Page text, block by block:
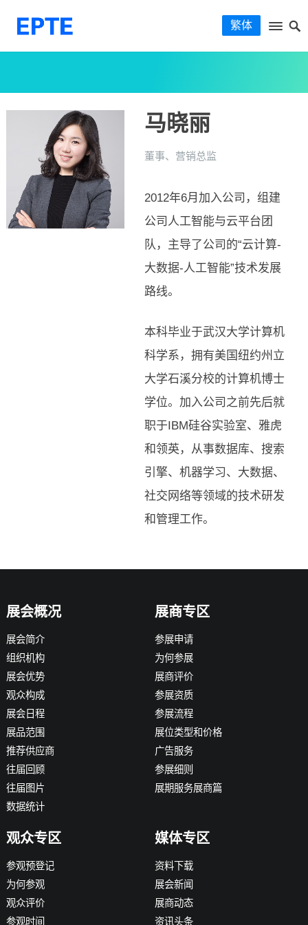
繁体
马晓丽
董事、营销总监
2012年6月加入公司，组建
公司人工智能与云平台团
队，主导了公司的“云计算-
大数据-人工智能”技术发展
路线。
本科毕业于武汉大学计算机
科学系，拥有美国纽约州立
大学石溪分校的计算机博士
学位。加入公司之前先后就
职于IBM硅谷实验室、雅虎
和领英，从事数据库、搜索
引擎、机器学习、大数据、
社交网络等领域的技术研发
和管理工作。
展会概况
展会简介
组织机构
展会优势
观众构成
展会日程
展品范围
推荐供应商
往届回顾
往届图片
数据统计
展商专区
参展申请
为何参展
展商评价
参展资质
参展流程
展位类型和价格
广告服务
参展细则
展期服务展商篇
观众专区
参观预登记
为何参观
观众评价
参观时间
媒体专区
资料下载
展会新闻
展商动态
资讯头条